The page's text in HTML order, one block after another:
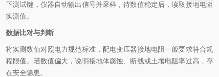
下测试键，仪器自动输出信号并采样，待数值稳定后，读取接地电阻
实测值。
数据比对与判断
将实测数值对照电力规范标准，配电变压器接地电阻一般要求符合规
程限值。若数值偏大，说明接地体腐蚀、断线或土壤电阻率过高，存
在安全隐患。